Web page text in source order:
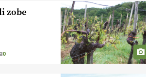
nevaren.
Varnost na kmetiji naj
bo vedno na prvem mestu.
https://t.co/RcsFHlxERk
#traktor #varnost #kmetijstvo
https://t.co/L4Er80AtXS
22.07.2026
zobe
0